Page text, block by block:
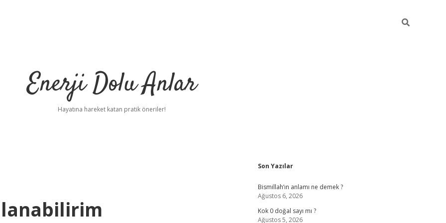
Enerji Dolu Anlar
Hayatına hareket katan pratik öneriler!
Sidebar
Son Yazılar
Bismillah’ın anlamı ne demek ?
Ağustos 6, 2026
Kok 0 doğal sayı mı ?
Ağustos 5, 2026